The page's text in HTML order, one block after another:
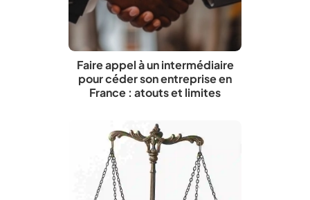
Faire appel à un intermédiaire
pour céder son entreprise en
France : atouts et limites